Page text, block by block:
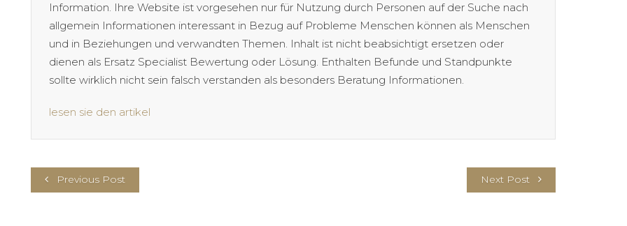
Information. Ihre Website ist vorgesehen nur für Nutzung durch Personen auf der Suche nach
allgemein Informationen interessant in Bezug auf Probleme Menschen können als Menschen
und in Beziehungen und verwandten Themen. Inhalt ist nicht beabsichtigt ersetzen oder
dienen als Ersatz Specialist Bewertung oder Lösung. Enthalten Befunde und Standpunkte
sollte wirklich nicht sein falsch verstanden als besonders Beratung Informationen.
lesen sie den artikel
Previous Post Next Post